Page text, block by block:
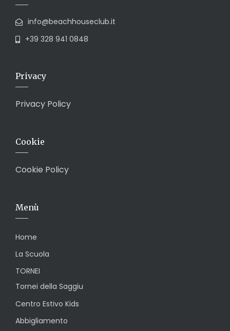
info@beachhouseclub.it
+39 328 941 0848
Privacy
Privacy Policy
Cookie
Cookie Policy
Menù
Home
La Scuola
TORNEI
Tornei della Saggiu
Centro Estivo Kids
Abbigliamento